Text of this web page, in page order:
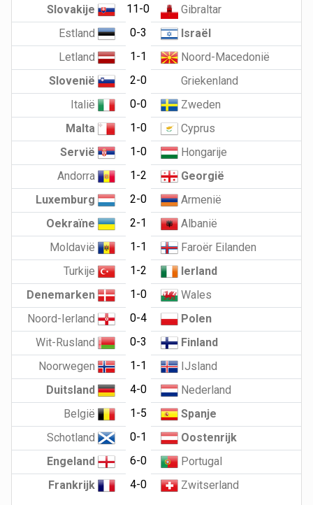
Slovakije
11-0
Gibraltar
Estland
0-3
Israël
Letland
1-1
Noord-Macedonië
Slovenië
2-0
Griekenland
Italië
0-0
Zweden
Malta
1-0
Cyprus
Servië
1-0
Hongarije
Andorra
1-2
Georgië
Luxemburg
2-0
Armenië
Oekraïne
2-1
Albanië
Moldavië
1-1
Faroër Eilanden
Turkije
1-2
Ierland
Denemarken
1-0
Wales
Noord-Ierland
0-4
Polen
Wit-Rusland
0-3
Finland
Noorwegen
1-1
IJsland
Duitsland
4-0
Nederland
België
1-5
Spanje
Schotland
0-1
Oostenrijk
Engeland
6-0
Portugal
Frankrijk
4-0 Zwitserland